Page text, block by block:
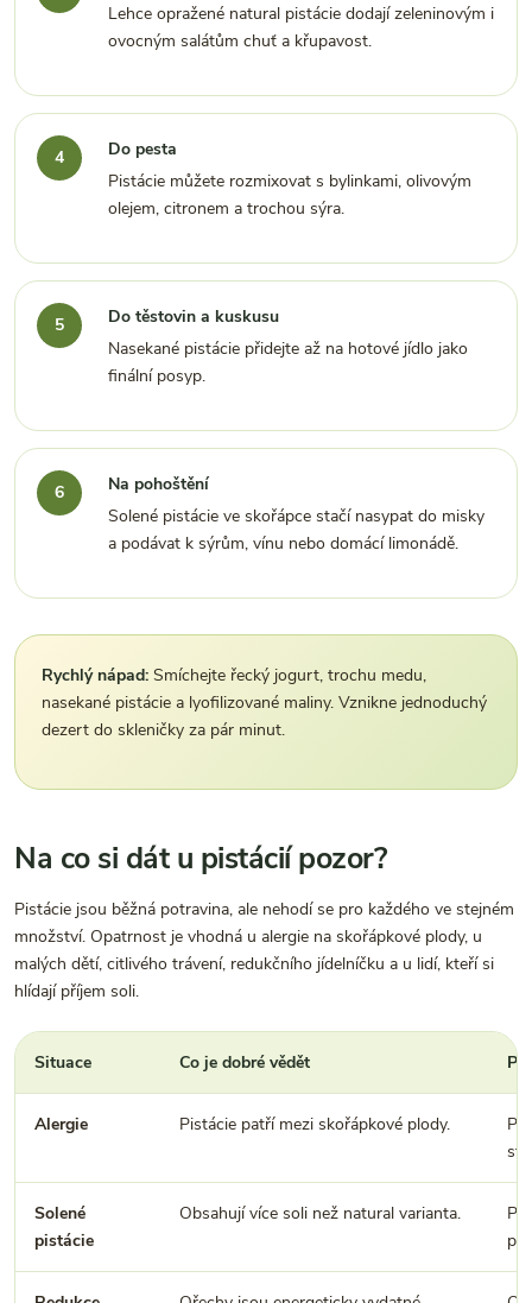
Lehce opražené natural pistácie dodají zeleninovým i
ovocným salátům chuť a křupavost.
Do pesta
Pistácie můžete rozmixovat s bylinkami, olivovým
olejem, citronem a trochou sýra.
Do těstovin a kuskusu
Nasekané pistácie přidejte až na hotové jídlo jako
finální posyp.
Na pohoštění
Solené pistácie ve skořápce stačí nasypat do misky
a podávat k sýrům, vínu nebo domácí limonádě.
Rychlý nápad: Smíchejte řecký jogurt, trochu medu,
nasekané pistácie a lyofilizované maliny. Vznikne jednoduchý
dezert do skleničky za pár minut.
Na co si dát u pistácií pozor?
Pistácie jsou běžná potravina, ale nehodí se pro každého ve stejném
množství. Opatrnost je vhodná u alergie na skořápkové plody, u
malých dětí, citlivého trávení, redukčního jídelníčku a u lidí, kteří si
hlídají příjem soli.
Situace Co je dobré vědět
Alergie Pistácie patří mezi skořápkové plody.
Solené
pistácie
Obsahují více soli než natural varianta.